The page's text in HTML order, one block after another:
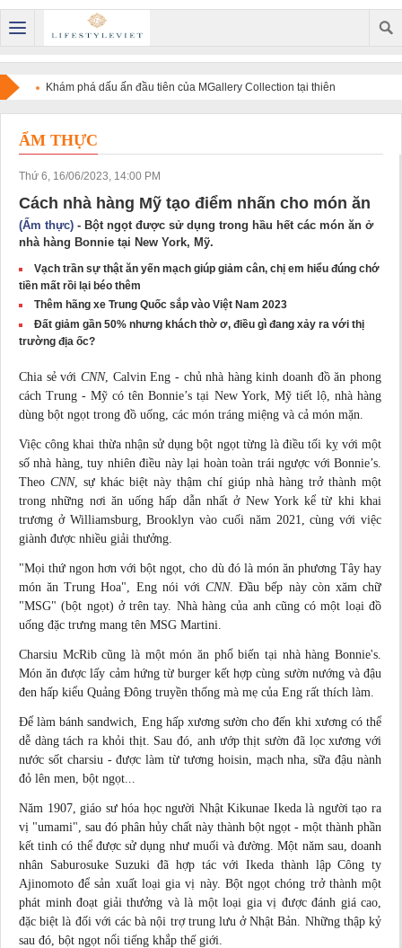
Khám phá dấu ấn đầu tiên của MGallery Collection tại thiên
đường nghỉ dưỡng Maldives với V Villas Maldives at Mirihi -
MGallery Collection
ẨM THỰC
Thứ 6, 16/06/2023, 14:00 PM
Cách nhà hàng Mỹ tạo điểm nhấn cho món ăn
(Ẩm thực) - Bột ngọt được sử dụng trong hầu hết các món ăn ở
nhà hàng Bonnie tại New York, Mỹ.
Vạch trần sự thật ăn yến mạch giúp giảm cân, chị em hiểu đúng chớ
tiền mất rồi lại béo thêm
Thêm hãng xe Trung Quốc sắp vào Việt Nam 2023
Đất giảm gần 50% nhưng khách thờ ơ, điều gì đang xảy ra với thị
trường địa ốc?
Chia sẻ với CNN, Calvin Eng - chủ nhà hàng kinh doanh đồ ăn phong
cách Trung - Mỹ có tên Bonnie’s tại New York, Mỹ tiết lộ, nhà hàng
dùng bột ngọt trong đồ uống, các món tráng miệng và cả món mặn.
Việc công khai thừa nhận sử dụng bột ngọt từng là điều tối kỵ với một
số nhà hàng, tuy nhiên điều này lại hoàn toàn trái ngược với Bonnie’s.
Theo CNN, sự khác biệt này thậm chí giúp nhà hàng trở thành một
trong những nơi ăn uống hấp dẫn nhất ở New York kể từ khi khai
trương ở Williamsburg, Brooklyn vào cuối năm 2021, cùng với việc
giành được nhiều giải thưởng.
"Mọi thứ ngon hơn với bột ngọt, cho dù đó là món ănphương Tây hay
món ăn Trung Hoa", Eng nói vớiCNN. Đầu bếp này còn xăm chữ
"MSG" (bột ngọt) ở trên tay. Nhà hàng của anh cũng có một loại đồ
uống đặc trưng mang tên MSG Martini.
Charsiu McRib cũng là một món ăn phổ biến tại nhà hàng Bonnie's.
Món ăn được lấy cảm hứng từ burger kết hợp cùng sườn nướng và đậu
đen hấp kiểu Quảng Đông truyền thống mà mẹ của Eng rất thích làm.
Để làm bánh sandwich, Eng hấp xương sườn cho đến khi xương có thể
dễ dàng tách ra khỏi thịt. Sau đó, anh ướp thịt sườn đã lọc xương với
nước sốt charsiu - được làm từ tương hoisin, mạch nha, sữa đậu nành
đỏ lên men, bột ngọt...
Năm 1907, giáo sư hóa học người Nhật Kikunae Ikeda là người tạo ra
vị "umami", sau đó phân hủy chất này thành bột ngọt - một thành phần
kết tinh có thể được sử dụng như muối và đường. Một năm sau, doanh
nhân Saburosuke Suzuki đã hợp tác với Ikeda thành lập Công ty
Ajinomoto để sản xuất loại gia vị này. Bột ngọt chóng trở thành một
phát minh đoạt giải thưởng và là một loại gia vị được đánh giá cao,
đặc biệt là đối với các bà nội trợ trung lưu ở Nhật Bản. Những thập kỷ
sau đó, bột ngọt nổi tiếng khắp thế giới.